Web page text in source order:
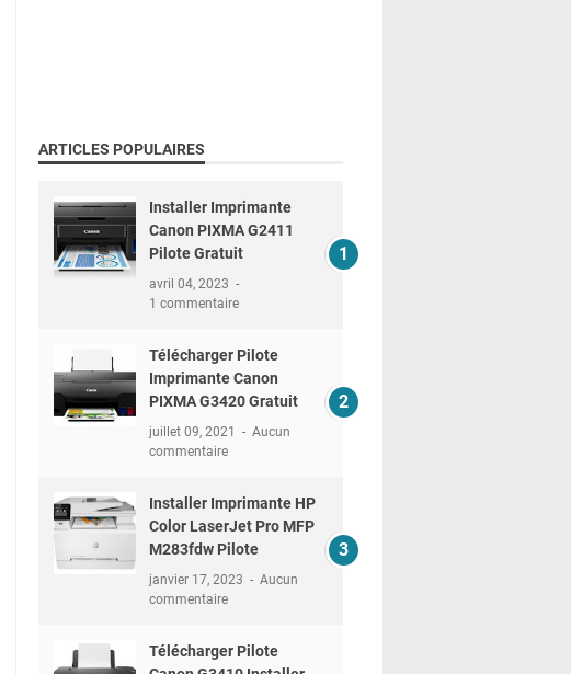
ARTICLES POPULAIRES
Installer Imprimante
Canon PIXMA G2411
Pilote Gratuit
avril 04, 2023
1 commentaire
Télécharger Pilote
Imprimante Canon
PIXMA G3420 Gratuit
juillet 09, 2021
Aucun
commentaire
Installer Imprimante HP
Color LaserJet Pro MFP
M283fdw Pilote
janvier 17, 2023
Aucun
commentaire
Télécharger Pilote